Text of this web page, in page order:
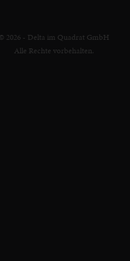
© 2026 - Delta im Quadrat GmbH
Alle Rechte vorbehalten.